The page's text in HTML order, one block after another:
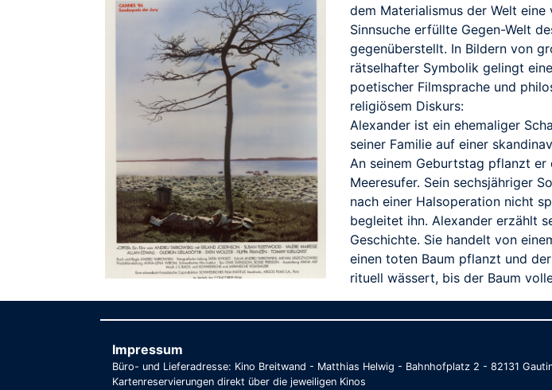
dem Materialismus der Welt
Sinnsuche erfüllte Gegen-Welt
gegenüberstellt. In Bildern von
rätselhafter Symbolik gelingt
poetischer Filmsprache und
religiösem Diskurs:
Alexander ist ein ehemaliger
seiner Familie auf einer
An seinem Geburtstag pflanzt er
Meeresufer. Sein sechsjähriger
nach einer Halsoperation nicht
begleitet ihn. Alexander erzählt
Geschichte. Sie handelt von
einen toten Baum pflanzt und
rituell wässert, bis der Baum
Impressum
Büro- und Lieferadresse: Kino Breitwand - Matthias Helwig - Bahnhofplatz 2 - 82131
Kartenreservierungen direkt über die jeweiligen Kinos